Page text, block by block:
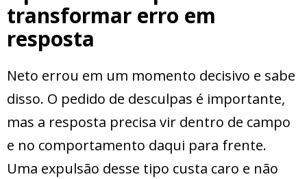
transformar erro em
resposta
Neto errou em um momento decisivo e sabe
disso. O pedido de desculpas é importante,
mas a resposta precisa vir dentro de campo
e no comportamento daqui para frente.
Uma expulsão desse tipo custa caro e não